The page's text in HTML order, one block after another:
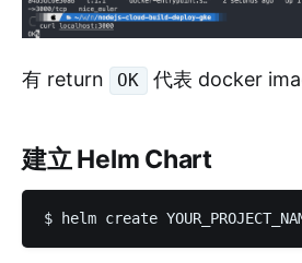
有 return OK 代表 docker
建立 Helm Chart
$ helm create